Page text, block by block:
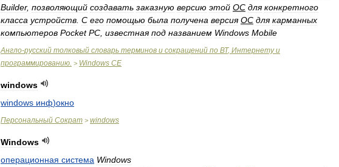
Builder, позволяющий создавать заказную версию этой ОС для конкретного
класса устройств С его помощью была получена версия ОС для карманных
компьютеров Pocket РС известная под названием Windows Mobile
Англо-русский толковый словарь терминов и сокращений по ВТ, Интернету и
программированию. > Windows CE
windows
windows инф)окно
Персональный Сократ > windows
Windows
операционная система Windows